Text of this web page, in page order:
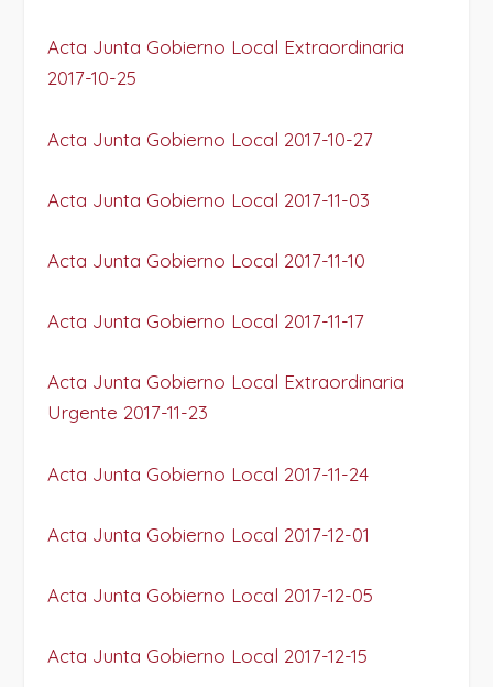
Acta Junta Gobierno Local Extraordinaria
2017-10-25
Acta Junta Gobierno Local 2017-10-27
Acta Junta Gobierno Local 2017-11-03
Acta Junta Gobierno Local 2017-11-10
Acta Junta Gobierno Local 2017-11-17
Acta Junta Gobierno Local Extraordinaria
Urgente 2017-11-23
Acta Junta Gobierno Local 2017-11-24
Acta Junta Gobierno Local 2017-12-01
Acta Junta Gobierno Local 2017-12-05
Acta Junta Gobierno Local 2017-12-15